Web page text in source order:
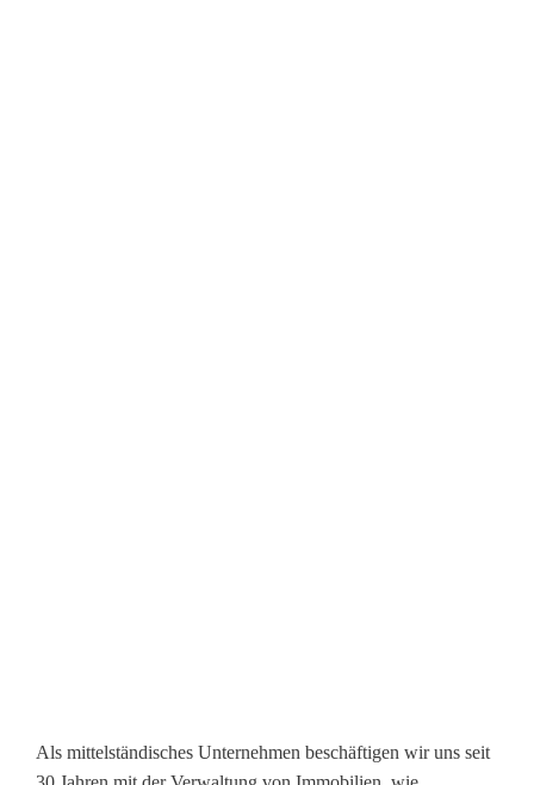
Als mittelständisches Unternehmen beschäftigen wir uns seit